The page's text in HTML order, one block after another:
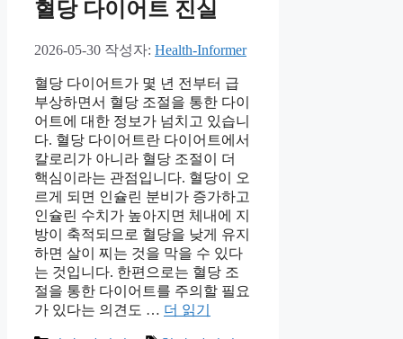
혈당 다이어트 진실
2026-05-30 작성자: Health-Informer
혈당 다이어트가 몇 년 전부터 급
부상하면서 혈당 조절을 통한 다이
어트에 대한 정보가 넘치고 있습니
다. 혈당 다이어트란 다이어트에서
칼로리가 아니라 혈당 조절이 더
핵심이라는 관점입니다. 혈당이 오
르게 되면 인슐린 분비가 증가하고
인슐린 수치가 높아지면 체내에 지
방이 축적되므로 혈당을 낮게 유지
하면 살이 찌는 것을 막을 수 있다
는 것입니다. 한편으로는 혈당 조
절을 통한 다이어트를 주의할 필요
가 있다는 의견도 … 더 읽기